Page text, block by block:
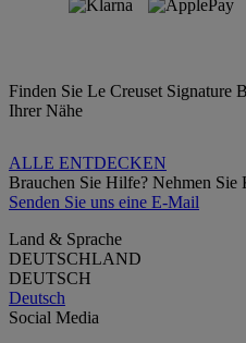
Finden Sie Le Creuset Signature
Ihrer Nähe
ALLE ENTDECKEN
Brauchen Sie Hilfe? Nehmen Sie
Senden Sie uns eine E-Mail
Land & Sprache
DEUTSCHLAND
DEUTSCH
Deutsch
Social Media